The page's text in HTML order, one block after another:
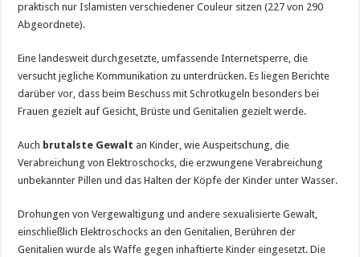
praktisch nur Islamisten verschiedener Couleur sitzen (227 von 290
Abgeordnete).
Eine landesweit durchgesetzte, umfassende Internetsperre, die
versucht jegliche Kommunikation zu unterdrücken. Es liegen Berichte
darüber vor, dass beim Beschuss mit Schrotkugeln besonders bei
Frauen gezielt auf Gesicht, Brüste und Genitalien gezielt werde.
Auch brutalste Gewalt an Kinder, wie Auspeitschung, die
Verabreichung von Elektroschocks, die erzwungene Verabreichung
unbekannter Pillen und das Halten der Köpfe der Kinder unter Wasser.
Drohungen von Vergewaltigung und andere sexualisierte Gewalt,
einschließlich Elektroschocks an den Genitalien, Berühren der
Genitalien wurde als Waffe gegen inhaftierte Kinder eingesetzt. Die